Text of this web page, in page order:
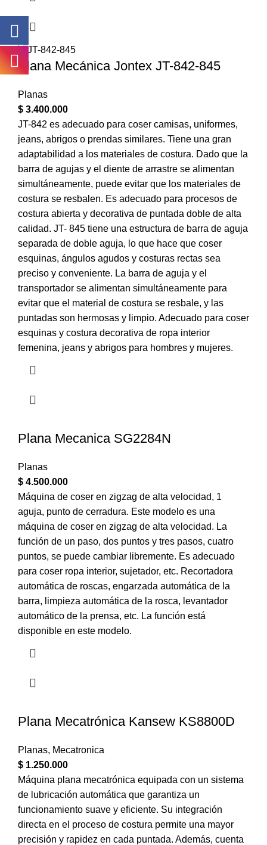
Plana Mecánica Jontex JT-842-845
Planas
$ 3.400.000
JT-842 es adecuado para coser camisas, uniformes,
jeans, abrigos o prendas similares. Tiene una gran
adaptabilidad a los materiales de costura. Dado que la
barra de agujas y el diente de arrastre se alimentan
simultáneamente, puede evitar que los materiales de
costura se resbalen. Es adecuado para procesos de
costura abierta y decorativa de puntada doble de alta
calidad. JT- 845 tiene una estructura de barra de aguja
separada de doble aguja, lo que hace que coser
esquinas, ángulos agudos y costuras rectas sea
preciso y conveniente. La barra de aguja y el
transportador se alimentan simultáneamente para
evitar que el material de costura se resbale, y las
puntadas son hermosas y limpio. Adecuado para coser
esquinas y costura decorativa de ropa interior
femenina, jeans y abrigos para hombres y mujeres.
Plana Mecanica SG2284N
Planas
$ 4.500.000
Máquina de coser en zigzag de alta velocidad, 1
aguja, punto de cerradura. Este modelo es una
máquina de coser en zigzag de alta velocidad. La
función de un paso, dos puntos y tres pasos, cuatro
puntos, se puede cambiar libremente. Es adecuado
para coser ropa interior, sujetador, etc. Recortadora
automática de roscas, engarzada automática de la
barra, limpieza automática de la rosca, levantador
automático de la prensa, etc. La función está
disponible en este modelo.
Plana Mecatrónica Kansew KS8800D
Planas, Mecatronica
$ 1.250.000
Máquina plana mecatrónica equipada con un sistema
de lubricación automática que garantiza un
funcionamiento suave y eficiente. Su integración
directa en el proceso de costura permite una mayor
precisión y rapidez en cada puntada. Además, cuenta